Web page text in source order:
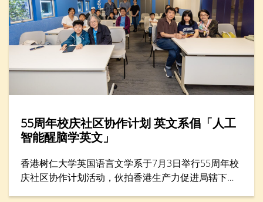
55周年校庆社区协作计划 英文系倡「人工
智能醒脑学英文」
香港树仁大学英国语言文学系于7月3日举行55周年校
庆社区协作计划活动，伙拍香港生产力促进局辖下的